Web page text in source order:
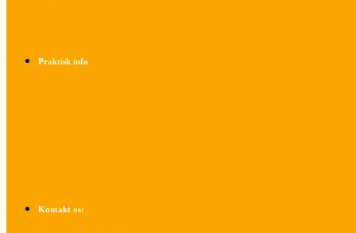
Praktisk info
Kontakt os: